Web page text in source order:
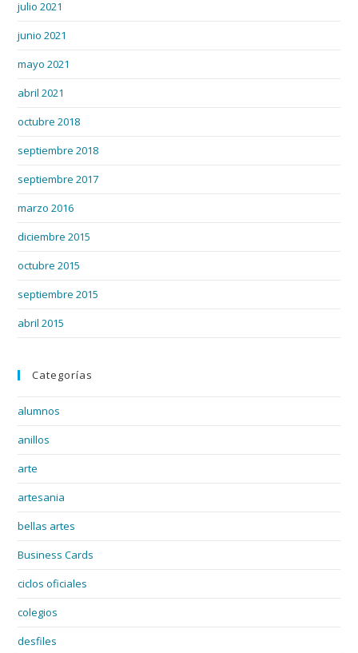
julio 2021
junio 2021
mayo 2021
abril 2021
octubre 2018
septiembre 2018
septiembre 2017
marzo 2016
diciembre 2015
octubre 2015
septiembre 2015
abril 2015
Categorías
alumnos
anillos
arte
artesania
bellas artes
Business Cards
ciclos oficiales
colegios
desfiles